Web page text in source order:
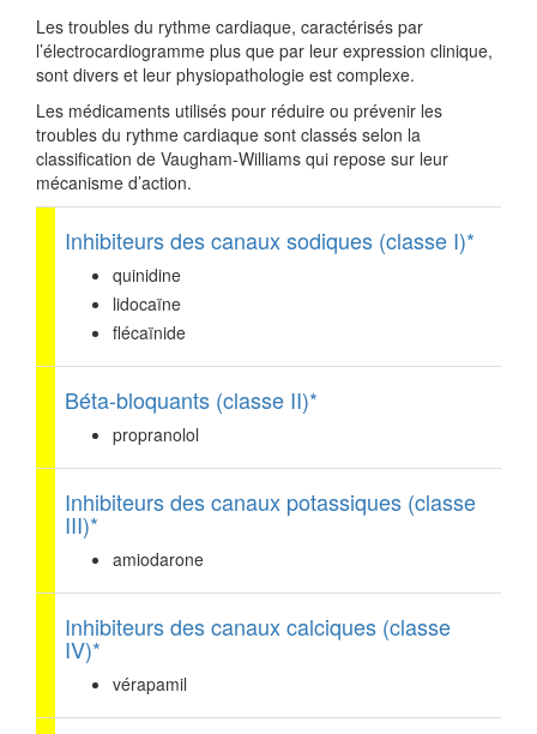
Les troubles du rythme cardiaque, caractérisés par
l’électrocardiogramme plus que par leur expression clinique,
sont divers et leur physiopathologie est complexe.
Les médicaments utilisés pour réduire ou prévenir les
troubles du rythme cardiaque sont classés selon la
classification de Vaugham-Williams qui repose sur leur
mécanisme d’action.
Inhibiteurs des canaux sodiques (classe I)*
quinidine
lidocaïne
flécaïnide
Béta-bloquants (classe II)*
propranolol
Inhibiteurs des canaux potassiques (classe
III)*
amiodarone
Inhibiteurs des canaux calciques (classe
IV)*
vérapamil